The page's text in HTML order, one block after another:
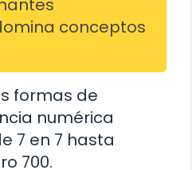
conceptos
formas de
numérica
7 en 7 hasta
700.